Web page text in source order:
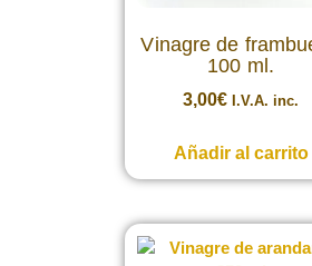
Vinagre de
100 ml.
3,00€ I.V.A. inc.
Añadir al carrito